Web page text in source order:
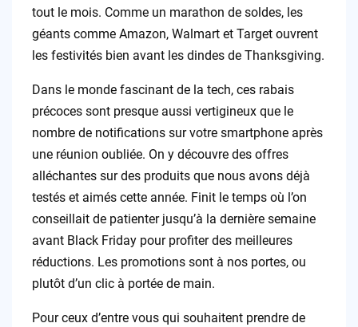
tout le mois. Comme un marathon de soldes, les
géants comme Amazon, Walmart et Target ouvrent
les festivités bien avant les dindes de Thanksgiving.
Dans le monde fascinant de la tech, ces rabais
précoces sont presque aussi vertigineux que le
nombre de notifications sur votre smartphone après
une réunion oubliée. On y découvre des offres
alléchantes sur des produits que nous avons déjà
testés et aimés cette année. Finit le temps où l’on
conseillait de patienter jusqu’à la dernière semaine
avant Black Friday pour profiter des meilleures
réductions. Les promotions sont à nos portes, ou
plutôt d’un clic à portée de main.
Pour ceux d’entre vous qui souhaitent prendre de